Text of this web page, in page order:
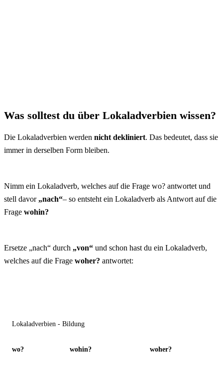
Was solltest du über Lokaladverbien wissen?
Die Lokaladverbien werden nicht dekliniert. Das bedeutet, dass sie
immer in derselben Form bleiben.
Nimm ein Lokaladverb, welches auf die Frage wo? antwortet und
stell davor „nach“– so entsteht ein Lokaladverb als Antwort auf die
Frage wohin?
Ersetze „nach“ durch „von“ und schon hast du ein Lokaladverb,
welches auf die Frage woher? antwortet:
Lokaladverbien - Bildung
wo? wohin? woher?